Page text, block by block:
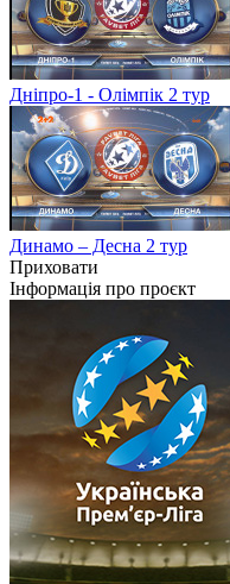
Дніпро-1 - Олімпік 2 тур
Динамо – Десна 2 тур
Приховати
Інформація про проєкт